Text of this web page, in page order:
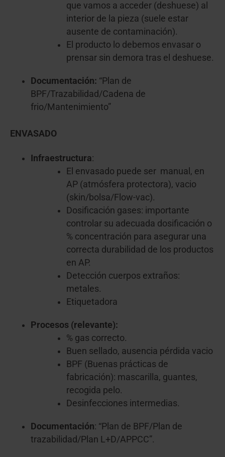
que vamos a acceder (deshuese) al
interior de la pieza (suele estar
ausente de contaminación).
El producto lo debemos envasar o
prensar sin demora tras el deshuese.
Documentación: “Plan de
BPF/Trazabilidad/Cadena de
frio/Mantenimiento”
ENVASADO
Infraestructura:
El envasado puede ser manual, en
AP (atmósfera protectora), vacio
(skin/bolsa/Flow-vac).
Dosificación gases: importante
controlar su adecuada dosificación o
% concentración para asegurar una
correcta durabilidad de los productos
en AP.
Detección cuerpos extraños:
metales.
Etiquetadora
Procesos (relevante):
% gas correcto.
Buen sellado, ausencia pérdida vacio
BPF (Buenas prácticas de
fabricación): mascarilla, guantes,
recogida pelo.
Desinfecciones intermedias.
Documentación: “Plan de BPF/Plan de
trazabilidad/Plan L+D/APPCC”.